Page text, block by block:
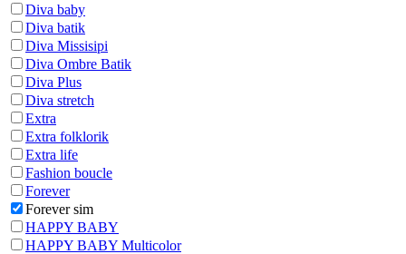
Diva baby
Diva batik
Diva Missisipi
Diva Ombre Batik
Diva Plus
Diva stretch
Extra
Extra folklorik
Extra life
Fashion boucle
Forever
Forever sim
HAPPY BABY
HAPPY BABY Multicolor